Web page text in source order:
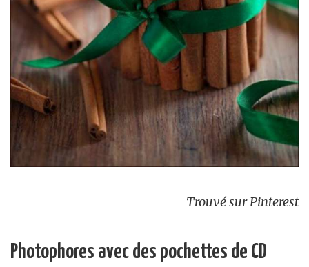
Trouvé sur Pinterest
Photophores avec des pochettes de CD